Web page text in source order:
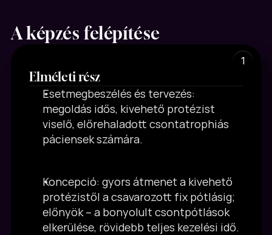
A képzés felépítése
Elméleti rész
Esetmegbeszélés és tervezés:
megoldás idős, kivehető protézist
viselő, előrehaladott csontatrophiás
páciensek számára.
Koncepció: gyors átmenet a kivehető
protézistől a csavarozott fix pótlásig;
előnyök – a bonyolult csontpótlások
elkerülése, rövidebb teljes kezelési idő.
1